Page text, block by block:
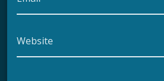
Website